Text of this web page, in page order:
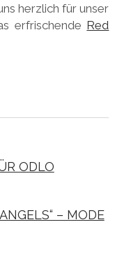
herzlich für unser
erfrischende Red
ODLO
– MODE